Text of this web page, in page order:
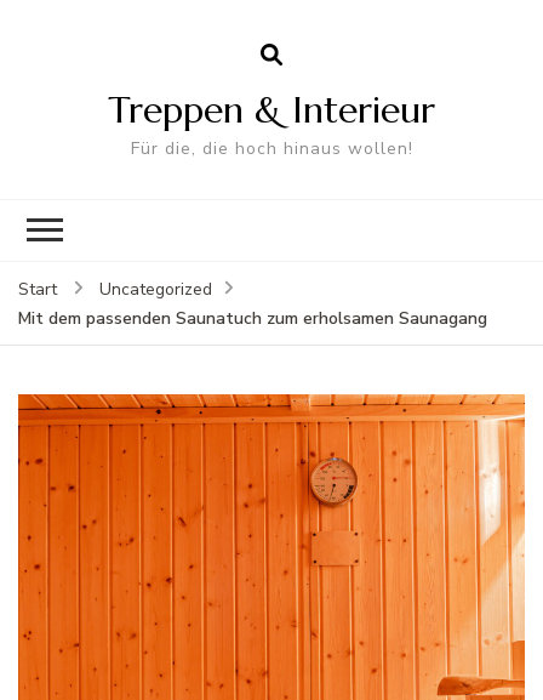
Treppen & Interieur
Für die, die hoch hinaus wollen!
Start
Uncategorized
Mit dem passenden Saunatuch zum erholsamen Saunagang